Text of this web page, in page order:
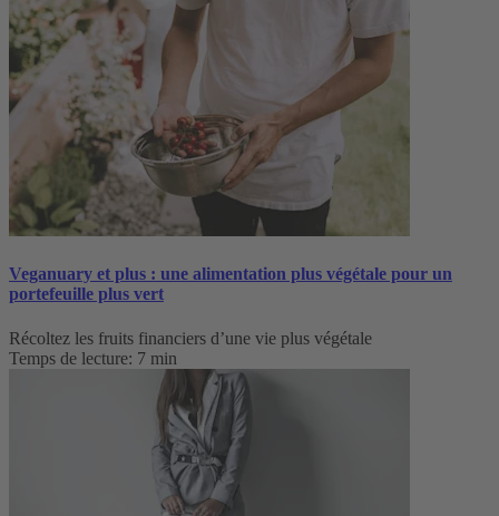
Veganuary et plus : une alimentation plus végétale pour un
portefeuille plus vert
Récoltez les fruits financiers d’une vie plus végétale
Temps de lecture: 7 min